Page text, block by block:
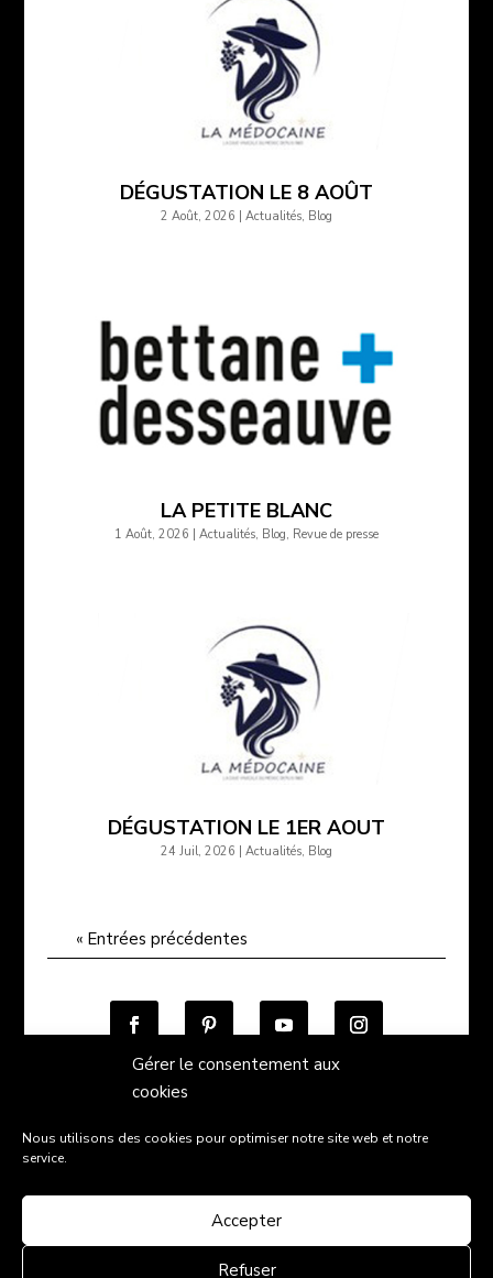
Gérer le consentement aux
cookies
Nous utilisons des cookies pour optimiser notre site web et notre
service.
Accepter
Refuser
DÉGUSTATION LE 8 AOÛT
2 Août, 2026 Actualités, Blog
LA PETITE BLANC
1 Août, 2026 Actualités, Blog, Revue de presse
DÉGUSTATION LE 1ER AOUT
24 Juil, 2026 Actualités, Blog
« Entrées précédentes
Conditions générales de vente
Contact